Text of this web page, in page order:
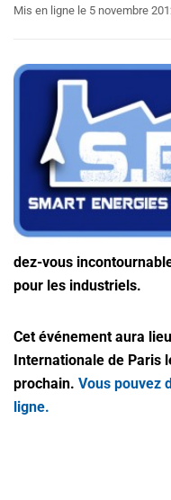
Mis en ligne le 5 novembre
dez-vous
pour les industriels.
Cet événement aura
Internationale de Paris
prochain. Vous pouvez
ligne.